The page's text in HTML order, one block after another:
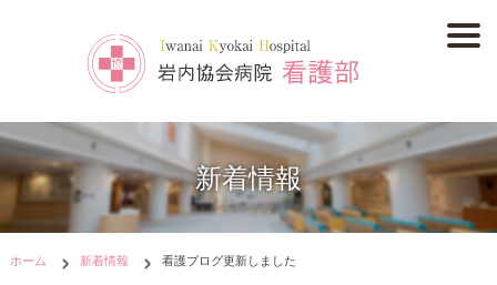
新着情報
ホーム 新着情報 看護ブログ更新しました